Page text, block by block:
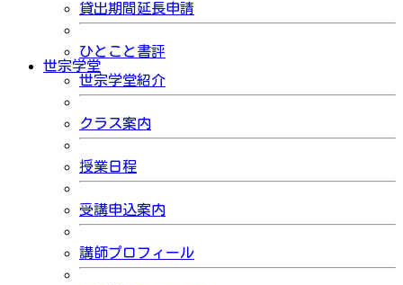
貸出期間延長申請
ひとこと書評
世宗学堂
世宗学堂紹介
クラス案内
授業日程
受講申込案内
講師プロフィール